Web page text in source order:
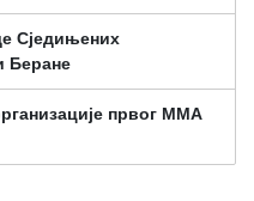
Сједињених
Беране
првог ММА